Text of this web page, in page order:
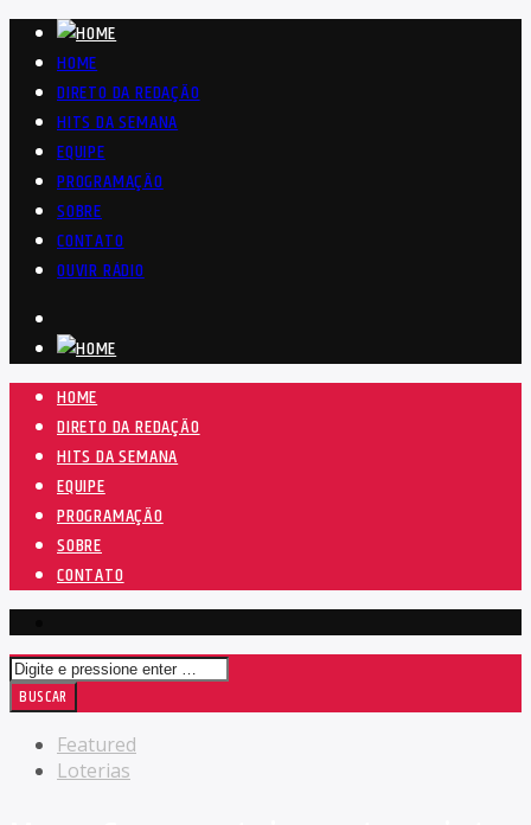
HOME
DIRETO DA REDAÇÃO
HITS DA SEMANA
EQUIPE
PROGRAMAÇÃO
SOBRE
CONTATO
OUVIR RÁDIO
HOME
DIRETO DA REDAÇÃO
HITS DA SEMANA
EQUIPE
PROGRAMAÇÃO
SOBRE
CONTATO
Featured
Loterias